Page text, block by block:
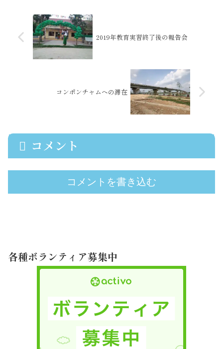
2019年教育実習終了後の報告会
コンポンチャムへの滞在
コメント
コメントを書き込む
各種ボランティア募集中